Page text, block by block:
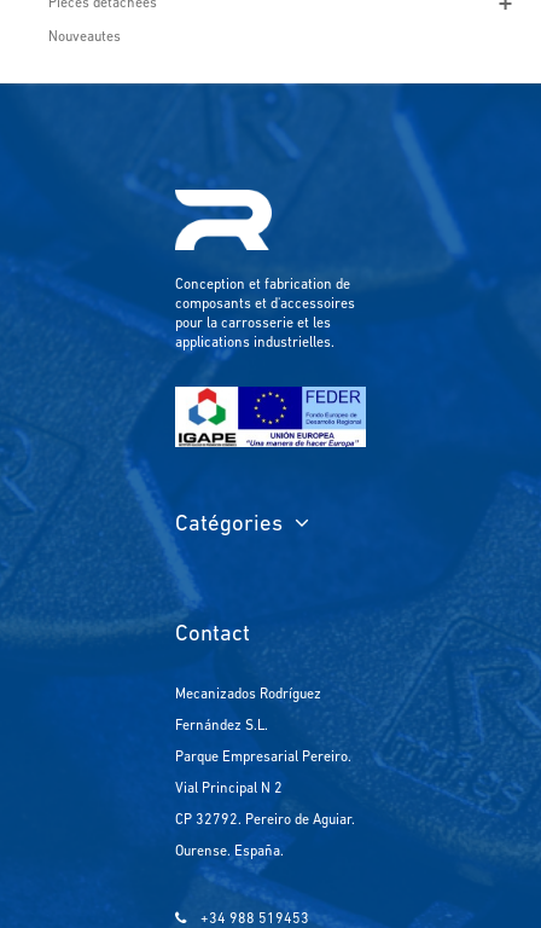
Pièces détachées
Nouveautes
Conception et fabrication de
composants et d'accessoires
pour la carrosserie et les
applications industrielles.
Catégories
Contact
Mecanizados Rodríguez
Fernández S.L.
Parque Empresarial Pereiro.
Vial Principal N 2
CP 32792. Pereiro de Aguiar.
Ourense. España.
+34 988 519453